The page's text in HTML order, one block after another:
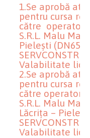
1.Se aprobă
pentru cursa
către
S.R.L. Malu
Pielești (DN65,
Valabilitate
2.Se aprobă
pentru cursa
către operatorul
S.R.L. Malu
Lăcrița –
Valabilitate